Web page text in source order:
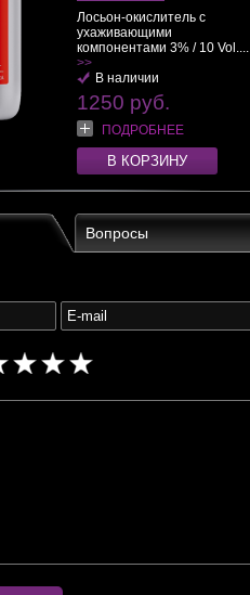
Лосьон-окислитель с
ухаживающими
компонентами 3% / 10 Vol....
>>
В наличии
1250 руб.
ПОДРОБНЕЕ
В КОРЗИНУ
Вопросы